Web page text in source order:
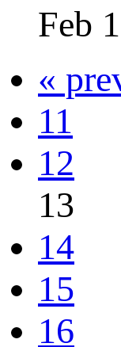
Feb
«
11
12
13
14
15
16